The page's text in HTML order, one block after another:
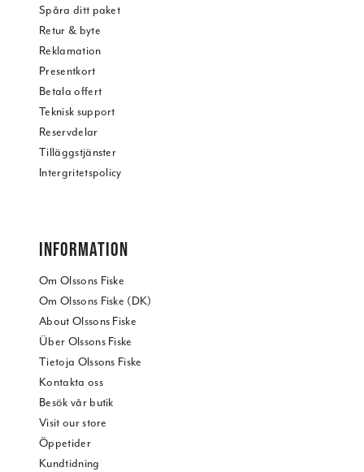
Spåra ditt paket
Retur & byte
Reklamation
Presentkort
Betala offert
Teknisk support
Reservdelar
Tilläggstjänster
Intergritetspolicy
INFORMATION
Om Olssons Fiske
Om Olssons Fiske (DK)
About Olssons Fiske
Über Olssons Fiske
Tietoja Olssons Fiske
Kontakta oss
Besök vår butik
Visit our store
Öppetider
Kundtidning